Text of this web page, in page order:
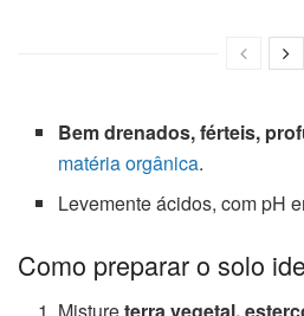
Bem drenados, férteis,
matéria orgânica.
Levemente ácidos, com pH
Como preparar o solo